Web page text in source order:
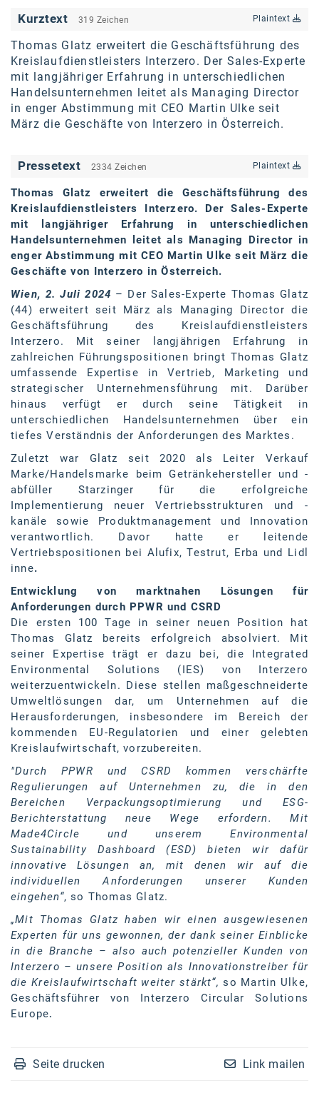
Gillette Venus
GrECo
GYNIAL
Helvetia Österreich
Interzero
Kinderwunschzentrum
Kostenwahrheit
Kyndryl
LWND
Mastercard
NEOH
Nespresso
Neudoerfler
OBI
Oral-B
PAYBACK
Planted
PwC
P&G
RIC
Schiefer Rechtsanwälte
Security KAG
smart
Smile Österreich
Strategie Austria
SW Umwelttechnik
TEDAI
TheVentury
VELUX
vivo
WALTER GROUP
WEB Windenergie AG
WEconomy - Diversity works!
Calle Libre
Media
Kurztext 319 Zeichen Plaintext
Thomas Glatz erweitert die Geschäftsführung des
Kreislaufdienstleisters Interzero. Der Sales-Experte
mit langjähriger Erfahrung in unterschiedlichen
Handelsunternehmen leitet als Managing Director
in enger Abstimmung mit CEO Martin Ulke seit
März die Geschäfte von Interzero in Österreich.
Pressetext 2334 Zeichen Plaintext
Thomas Glatz erweitert die Geschäftsführung des
Kreislaufdienstleisters Interzero. Der Sales-Experte
mit langjähriger Erfahrung in unterschiedlichen
Handelsunternehmen leitet als Managing Director in
enger Abstimmung mit CEO Martin Ulke seit März die
Geschäfte von Interzero in Österreich.
Wien, 2. Juli 2024 – Der Sales-Experte Thomas Glatz
(44) erweitert seit März als Managing Director die
Geschäftsführung des Kreislaufdienstleisters
Interzero. Mit seiner langjährigen Erfahrung in
zahlreichen Führungspositionen bringt Thomas Glatz
umfassende Expertise in Vertrieb, Marketing und
strategischer Unternehmensführung mit. Darüber
hinaus verfügt er durch seine Tätigkeit in
unterschiedlichen Handelsunternehmen über ein
tiefes Verständnis der Anforderungen des Marktes.
Zuletzt war Glatz seit 2020 als Leiter Verkauf
Marke/Handelsmarke beim Getränkehersteller und -
abfüller Starzinger für die erfolgreiche
Implementierung neuer Vertriebsstrukturen und -
kanäle sowie Produktmanagement und Innovation
verantwortlich. Davor hatte er leitende
Vertriebspositionen bei Alufix, Testrut, Erba und Lidl
inne.
Entwicklung von marktnahen Lösungen für
Anforderungen durch PPWR und CSRD
Die ersten 100 Tage in seiner neuen Position hat
Thomas Glatz bereits erfolgreich absolviert. Mit
seiner Expertise trägt er dazu bei, die Integrated
Environmental Solutions (IES) von Interzero
weiterzuentwickeln. Diese stellen maßgeschneiderte
Umweltlösungen dar, um Unternehmen auf die
Herausforderungen, insbesondere im Bereich der
kommenden EU-Regulatorien und einer gelebten
Kreislaufwirtschaft, vorzubereiten.
"Durch PPWR und CSRD kommen verschärfte
Regulierungen auf Unternehmen zu, die in den
Bereichen Verpackungsoptimierung und ESG-
Berichterstattung neue Wege erfordern. Mit
Made4Circle und unserem Environmental
Sustainability Dashboard (ESD) bieten wir dafür
innovative Lösungen an, mit denen wir auf die
individuellen Anforderungen unserer Kunden
eingehen“, so Thomas Glatz.
„Mit Thomas Glatz haben wir einen ausgewiesenen
Experten für uns gewonnen, der dank seiner Einblicke
in die Branche – also auch potenzieller Kunden von
Interzero – unsere Position als Innovationstreiber für
die Kreislaufwirtschaft weiter stärkt“,so Martin Ulke,
Geschäftsführer von Interzero Circular Solutions
Europe.
Seite drucken Link mailen